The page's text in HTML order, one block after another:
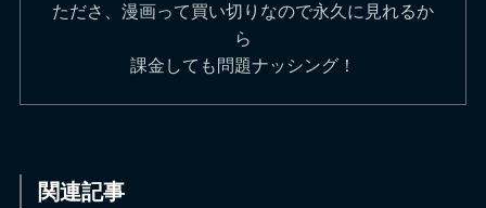
たださ、漫画って買い切りなので永久に見れるか
ら
課金しても問題ナッシング！
関連記事